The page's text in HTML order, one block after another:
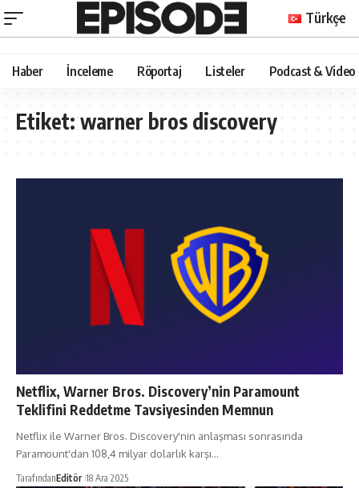
Türkçe
Haber İnceleme Röportaj Listeler Podcast & Video
Etiket:warner bros discovery
Netflix, Warner Bros. Discovery’nin Paramount
Teklifini Reddetme Tavsiyesinden Memnun
Netflix ile Warner Bros. Discovery'nin anlaşması sonrasında
Paramount'dan 108,4 milyar dolarlık karşı…
TarafındanEditör 18 Ara 2025